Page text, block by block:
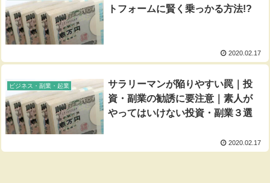
トフォームに賢く乗っかる方法!?
2020.02.17
ビジネス・副業・起業
サラリーマンが陥りやすい罠｜投
資・副業の勧誘に要注意｜素人が
やってはいけない投資・副業３選
2020.02.17